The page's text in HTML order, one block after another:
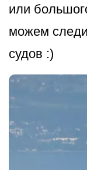
или
можем
судов :)